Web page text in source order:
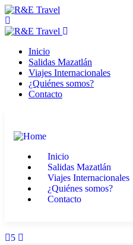
Inicio
Salidas Mazatlán
Viajes Internacionales
¿Quiénes somos?
Contacto
Inicio
Salidas Mazatlán
Viajes Internacionales
¿Quiénes somos?
Contacto
5